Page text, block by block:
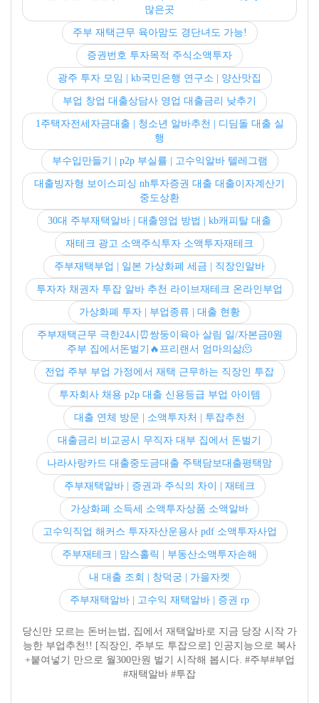
많은곳
주부 재택근무 육아맘도 경단녀도 가능!
증권번호 투자목적 주식소액투자
광주 투자 모임 | kb국민은행 연구소 | 양산맛집
부업 창업 대출상담사 영업 대출금리 낮추기
1주택자전세자금대출 | 청소년 알바추천 | 디딤돌 대출 실
행
부수입만들기 | p2p 부실률 | 고수익알바 텔레그램
대출빙자형 보이스피싱 nh투자증권 대출 대출이자계산기
중도상환
30대 주부재택알바 | 대출영업 방법 | kb캐피탈 대출
재테크 광고 소액주식투자 소액투자재테크
주부재택부업 | 일본 가상화폐 세금 | 직장인알바
투자자 채권자 투잡 알바 추천 라이브재테크 온라인부업
가상화폐 투자 | 부업종류 | 대출 현황
주부재택근무 극한24시⏰️쌍둥이육아 살림 일/자본금0원
주부 집에서돈벌기🔥프리랜서 엄마의삶🫠
전업 주부 부업 가정에서 재택 근무하는 직장인 투잡
투자회사 채용 p2p 대출 신용등급 부업 아이템
대출 연체 방문 | 소액투자처 | 투잡추천
대출금리 비교공시 무직자 대부 집에서 돈벌기
나라사랑카드 대출중도금대출 주택담보대출평택맘
주부재택알바 | 증권과 주식의 차이 | 재테크
가상화폐 소득세 소액투자상품 소액알바
고수익직업 해커스 투자자산운용사 pdf 소액투자사업
주부재테크 | 맘스홀릭 | 부동산소액투자손해
내 대출 조회 | 창덕궁 | 가을자켓
주부재택알바 | 고수익 재택알바 | 증권 rp
당신만 모르는 돈버는법, 집에서 재택알바로 지금 당장 시작 가
능한 부업추천!! [직장인, 주부도 투잡으로] 인공지능으로 복사
+붙여넣기 만으로 월300만원 벌기 시작해 봅시다. #주부#부업
#재택알바 #투잡